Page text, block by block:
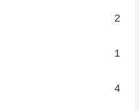
2
1
4